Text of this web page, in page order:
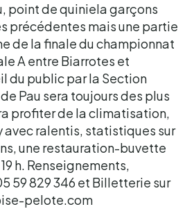
point de quiniela garçons
précédentes mais une partie
de la finale du championnat
A entre Biarrotes et
du public par la Section
Pau sera toujours des plus
profiter de la climatisation,
avec ralentis, statistiques sur
une restauration-buvette
h. Renseignements,
59 829 346 et Billetterie sur
pelote.com